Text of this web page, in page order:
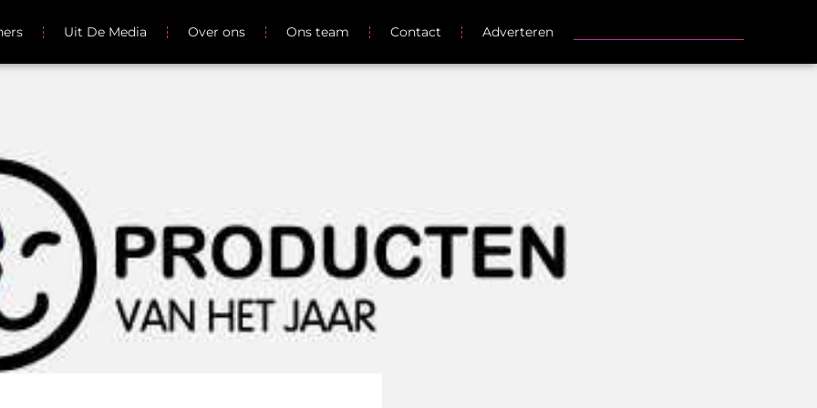
Uit De Media Over ons Ons team Contact Adverteren